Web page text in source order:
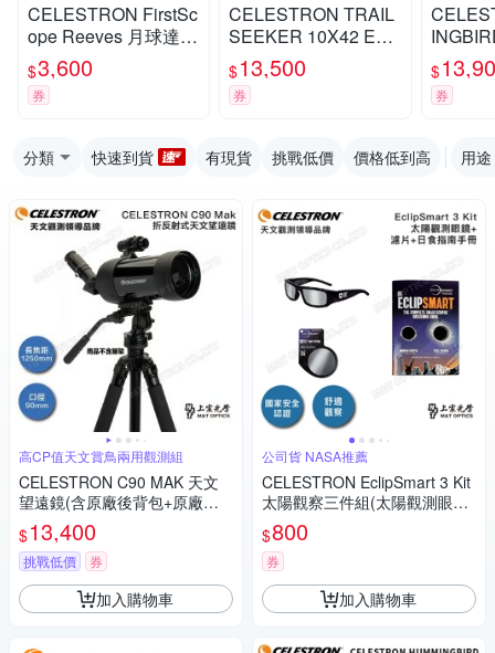
CELESTRON FirstSc
ope Reeves 月球達人
教學用天文望遠鏡 -
上宸光學台灣總代理
$3,600
券
CELESTRON TRAIL
SEEKER 10X42 ED
雙筒望遠鏡 - 上宸光
學台灣總代理
$13,500
券
D單筒
學台灣
$
券
分類 快速到貨 有現貨 挑戰低價 價格低到高 用途
高CP值天文賞鳥兩用觀測組
CELESTRON C90 MAK 天文
望遠鏡(含原廠後背包+原廠油
壓腳架）上宸光學台灣總代理
$13,400
挑戰低價 券
加入購物車
公司貨 NASA推薦
CELESTRON EclipSmart 3 Kit
太陽觀察三件組(太陽觀測眼鏡
+濾片+日食指南手冊) - 上宸光
學台灣總代理
$800
券
加入購物車